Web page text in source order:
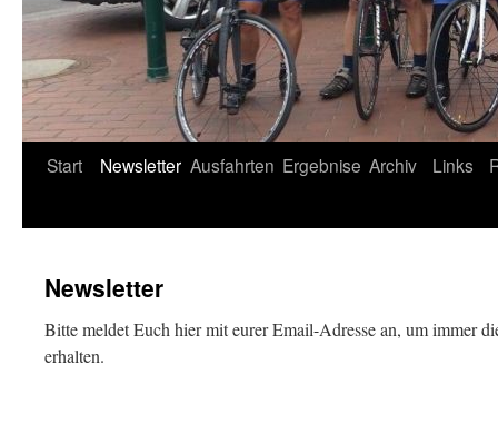
Start Newsletter Ausfahrten Ergebnise Archiv Links
Newsletter
Bitte meldet Euch hier mit eurer Email-Adresse an, um immer
erhalten.